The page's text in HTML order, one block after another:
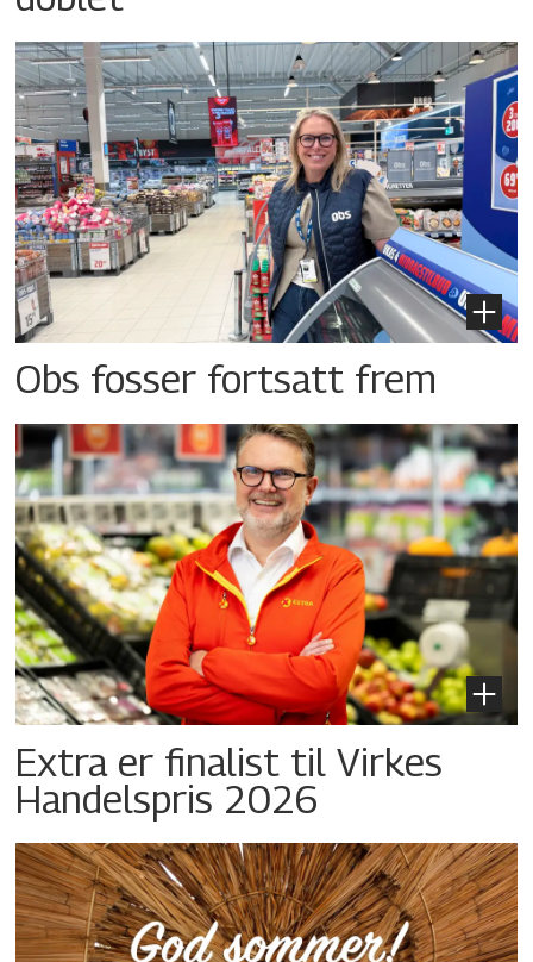
Obs fosser fortsatt frem
Extra er finalist til Virkes
Handelspris 2026